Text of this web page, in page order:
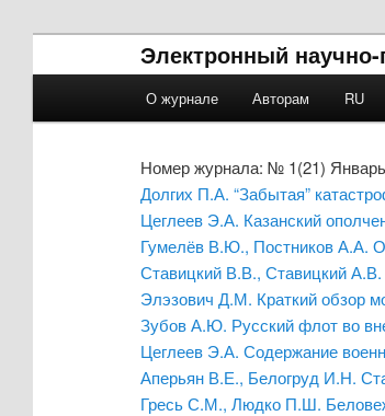
Электронный научно-
Skip to primary content
Skip to secondary content
О журнале Авторам RU
Номер журнала: № 1(21)
Долгих П.А. “Забытая”
Цеглеев Э.А. Казанский
Гумелёв В.Ю., Постников А.А. О
Ставицкий В.В., Ставицкий
Элэзович Д.М. Краткий обзор
Зубов А.Ю. Русский флот во
Цеглеев Э.А. Содержание
Аперьян В.Е., Белогруд И.Н.
Гресь С.М., Людко П.Ш.